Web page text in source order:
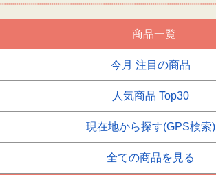
商品一覧
今月 注目の商品
人気商品 Top30
現在地から探す(GPS検索)
全ての商品を見る